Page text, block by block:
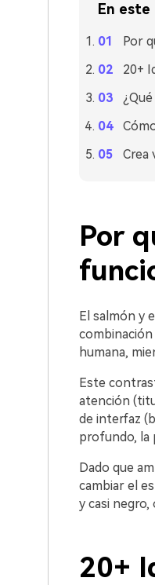
En
Por
20+
Crea
Por
El salmón y
combinación
humana,
Este
atención
de interfaz
profundo, la
Dado que
cambiar el
y casi
20+